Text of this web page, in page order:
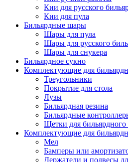
Кии для русского
Кии для пула
Бильярдные шары
Шары для пула
Шары для русского
Шары для снукера
Бильярдное сукно
Комплектующие для
Треугольники
Покрытие для стола
Лузы
Бильярдная резина
Бильярдные
Щетки для бильярдного
Комплектующие для
Мел
Бамперы или
Держатели и подвесы